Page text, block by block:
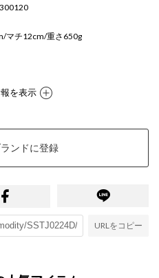
マチ12cm/重さ650g
を表示
ンドに登録
URLをコピー